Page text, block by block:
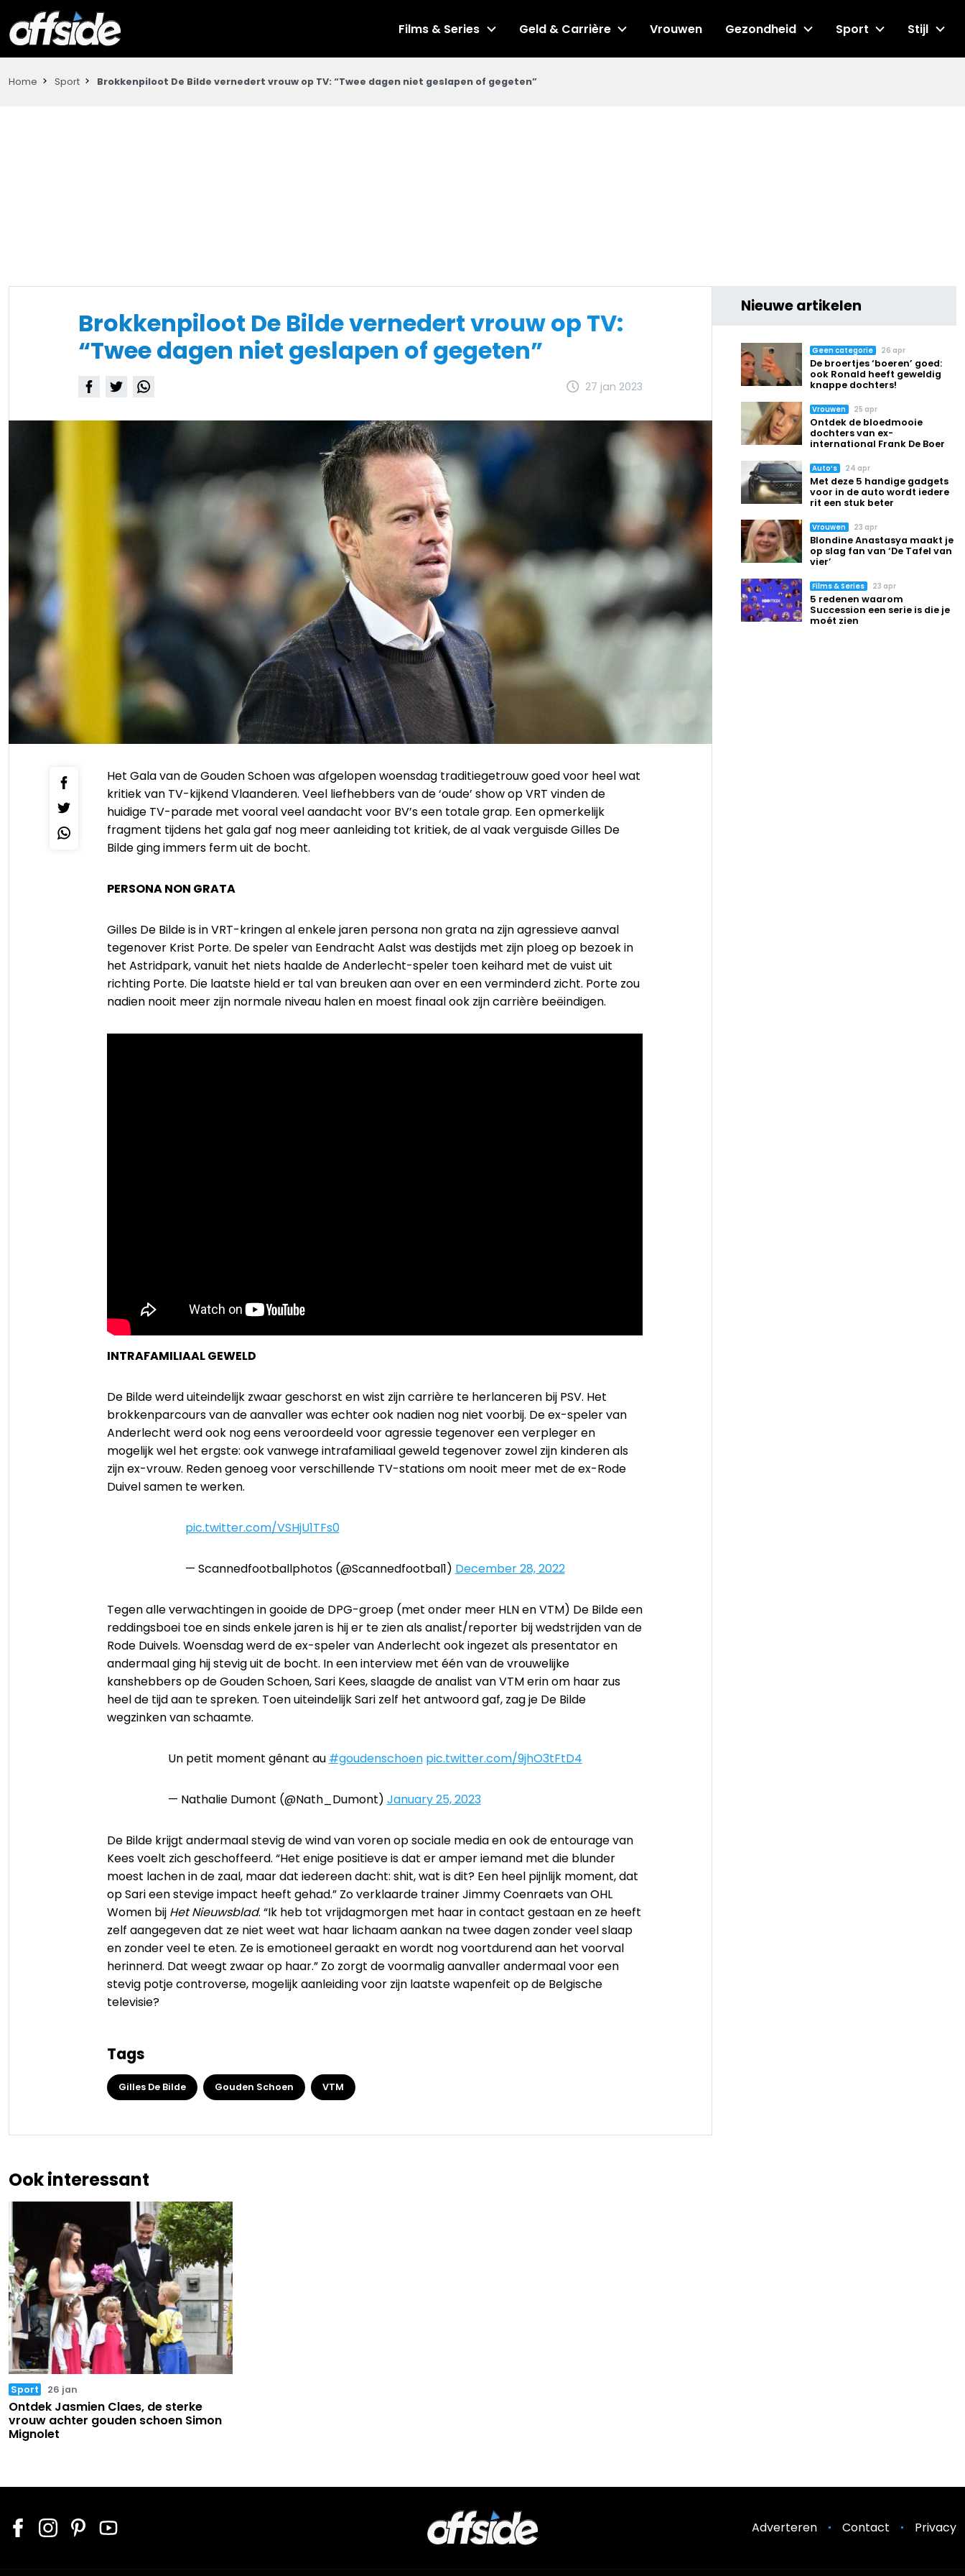
Films & Series Geld & Carrière Vrouwen Gezondheid Sport Stijl
Home Sport Brokkenpiloot De Bilde vernedert vrouw op TV: “Twee dagen niet geslapen of gegeten”
Brokkenpiloot De Bilde vernedert vrouw op TV:
“Twee dagen niet geslapen of gegeten”
27 jan 2023
Het Gala van de Gouden Schoen was afgelopen woensdag traditiegetrouw goed voor heel wat
kritiek van TV-kijkend Vlaanderen. Veel liefhebbers van de ‘oude’ show op VRT vinden de
huidige TV-parade met vooral veel aandacht voor BV’s een totale grap. Een opmerkelijk
fragment tijdens het gala gaf nog meer aanleiding tot kritiek, de al vaak verguisde Gilles De
Bilde ging immers ferm uit de bocht.
PERSONA NON GRATA
Gilles De Bilde is in VRT-kringen al enkele jaren persona non grata na zijn agressieve aanval
tegenover Krist Porte. De speler van Eendracht Aalst was destijds met zijn ploeg op bezoek in
het Astridpark, vanuit het niets haalde de Anderlecht-speler toen keihard met de vuist uit
richting Porte. Die laatste hield er tal van breuken aan over en een verminderd zicht. Porte zou
nadien nooit meer zijn normale niveau halen en moest finaal ook zijn carrière beëindigen.
INTRAFAMILIAAL GEWELD
De Bilde werd uiteindelijk zwaar geschorst en wist zijn carrière te herlanceren bij PSV. Het
brokkenparcours van de aanvaller was echter ook nadien nog niet voorbij. De ex-speler van
Anderlecht werd ook nog eens veroordeeld voor agressie tegenover een verpleger en
mogelijk wel het ergste: ook vanwege intrafamiliaal geweld tegenover zowel zijn kinderen als
zijn ex-vrouw. Reden genoeg voor verschillende TV-stations om nooit meer met de ex-Rode
Duivel samen te werken.
pic.twitter.com/VSHjU1TFs0
— Scannedfootballphotos (@Scannedfootbal1) December 28, 2022
Tegen alle verwachtingen in gooide de DPG-groep (met onder meer HLN en VTM) De Bilde een
reddingsboei toe en sinds enkele jaren is hij er te zien als analist/reporter bij wedstrijden van de
Rode Duivels. Woensdag werd de ex-speler van Anderlecht ook ingezet als presentator en
andermaal ging hij stevig uit de bocht. In een interview met één van de vrouwelijke
kanshebbers op de Gouden Schoen, Sari Kees, slaagde de analist van VTM erin om haar zus
heel de tijd aan te spreken. Toen uiteindelijk Sari zelf het antwoord gaf, zag je De Bilde
wegzinken van schaamte.
Un petit moment gênant au #goudenschoen pic.twitter.com/9jhO3tFtD4
— Nathalie Dumont (@Nath_Dumont) January 25, 2023
De Bilde krijgt andermaal stevig de wind van voren op sociale media en ook de entourage van
Kees voelt zich geschoffeerd. “Het enige positieve is dat er amper iemand met die blunder
moest lachen in de zaal, maar dat iedereen dacht: shit, wat is dit? Een heel pijnlijk moment, dat
op Sari een stevige impact heeft gehad.” Zo verklaarde trainer Jimmy Coenraets van OHL
Women bij Het Nieuwsblad. “Ik heb tot vrijdagmorgen met haar in contact gestaan en ze heeft
zelf aangegeven dat ze niet weet wat haar lichaam aankan na twee dagen zonder veel slaap
en zonder veel te eten. Ze is emotioneel geraakt en wordt nog voortdurend aan het voorval
herinnerd. Dat weegt zwaar op haar.” Zo zorgt de voormalig aanvaller andermaal voor een
stevig potje controverse, mogelijk aanleiding voor zijn laatste wapenfeit op de Belgische
televisie?
Tags
Gilles De Bilde Gouden Schoen VTM
Nieuwe artikelen
Geen categorie 26 apr
De broertjes ‘boeren’ goed:
ook Ronald heeft geweldig
knappe dochters!
Vrouwen 25 apr
Ontdek de bloedmooie
dochters van ex-
international Frank De Boer
Auto’s 24 apr
Met deze 5 handige gadgets
voor in de auto wordt iedere
rit een stuk beter
Vrouwen 23 apr
Blondine Anastasya maakt je
op slag fan van ‘De Tafel van
vier’
Films & Series 23 apr
5 redenen waarom
Succession een serie is die je
moét zien
Ook interessant
Sport 26 jan
Ontdek Jasmien Claes, de sterke
vrouw achter gouden schoen Simon
Mignolet
Adverteren Contact Privacy